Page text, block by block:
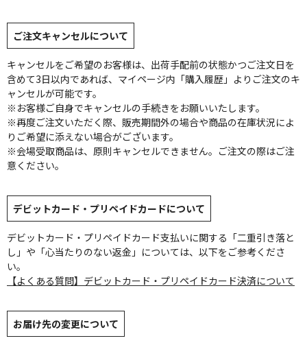
ご注文キャンセルについて
キャンセルをご希望のお客様は、出荷手配前の状態かつご注文日を
含めて3日以内であれば、マイページ内「購入履歴」よりご注文のキ
ャンセルが可能です。
※お客様ご自身でキャンセルの手続きをお願いいたします。
※再度ご注文いただく際、販売期間外の場合や商品の在庫状況によ
りご希望に添えない場合がございます。
※会場受取商品は、原則キャンセルできません。ご注文の際はご注
意ください。
デビットカード・プリペイドカードについて
デビットカード・プリペイドカード支払いに関する「二重引き落と
し」や「心当たりのない返金」については、以下をご参考くださ
い。
【よくある質問】デビットカード・プリペイドカード決済について
お届け先の変更について